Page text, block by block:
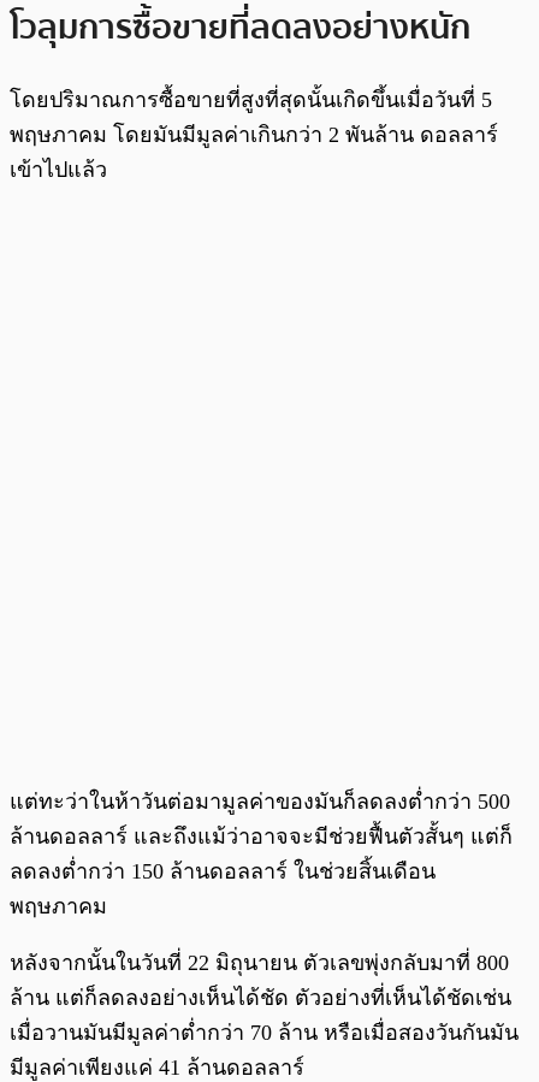
โวลุมการซื้อขายที่ลดลงอย่างหนัก
โดยปริมาณการซื้อขายที่สูงที่สุดนั้นเกิดขึ้นเมื่อวันที่ 5
พฤษภาคม โดยมันมีมูลค่าเกินกว่า 2 พันล้าน ดอลลาร์
เข้าไปแล้ว
แต่ทะว่าในห้าวันต่อมามูลค่าของมันก็ลดลงต่ำกว่า 500
ล้านดอลลาร์ และถึงแม้ว่าอาจจะมีช่วยฟื้นตัวสั้นๆ แต่ก็
ลดลงต่ำกว่า 150 ล้านดอลลาร์ ในช่วยสิ้นเดือน
พฤษภาคม
หลังจากนั้นในวันที่ 22 มิถุนายน ตัวเลขพุ่งกลับมาที่ 800
ล้าน แต่ก็ลดลงอย่างเห็นได้ชัด ตัวอย่างที่เห็นได้ชัดเช่น
เมื่อวานมันมีมูลค่าต่ำกว่า 70 ล้าน หรือเมื่อสองวันกันมัน
มีมูลค่าเพียงแค่ 41 ล้านดอลลาร์